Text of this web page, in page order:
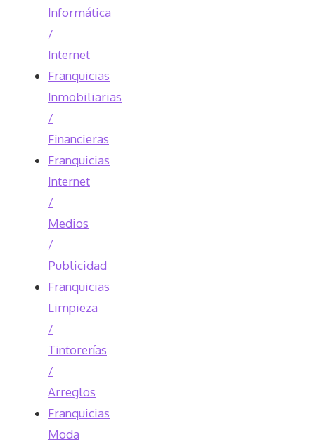
Informática
/
Internet
Franquicias
Inmobiliarias
/
Financieras
Franquicias
Internet
/
Medios
/
Publicidad
Franquicias
Limpieza
/
Tintorerías
/
Arreglos
Franquicias
Moda